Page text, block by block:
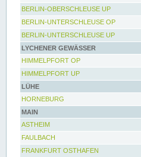
BERLIN-OBERSCHLEUSE UP
BERLIN-UNTERSCHLEUSE OP
BERLIN-UNTERSCHLEUSE UP
LYCHENER GEWÄSSER
HIMMELPFORT OP
HIMMELPFORT UP
LÜHE
HORNEBURG
MAIN
ASTHEIM
FAULBACH
FRANKFURT OSTHAFEN